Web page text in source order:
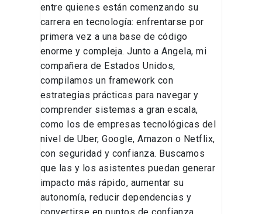
entre quienes están comenzando su
carrera en tecnología: enfrentarse por
primera vez a una base de código
enorme y compleja. Junto a Angela, mi
compañera de Estados Unidos,
compilamos un framework con
estrategias prácticas para navegar y
comprender sistemas a gran escala,
como los de empresas tecnológicas del
nivel de Uber, Google, Amazon o Netflix,
con seguridad y confianza. Buscamos
que las y los asistentes puedan generar
impacto más rápido, aumentar su
autonomía, reducir dependencias y